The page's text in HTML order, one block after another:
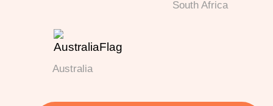
South Africa
Australia